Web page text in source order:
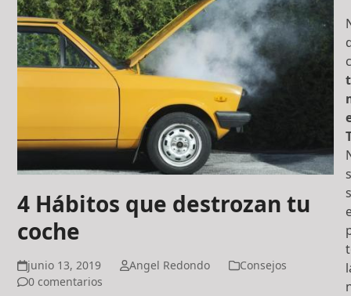
4 Hábitos que destrozan tu
coche
junio 13, 2019 Angel Redondo
Consejos
0 comentarios